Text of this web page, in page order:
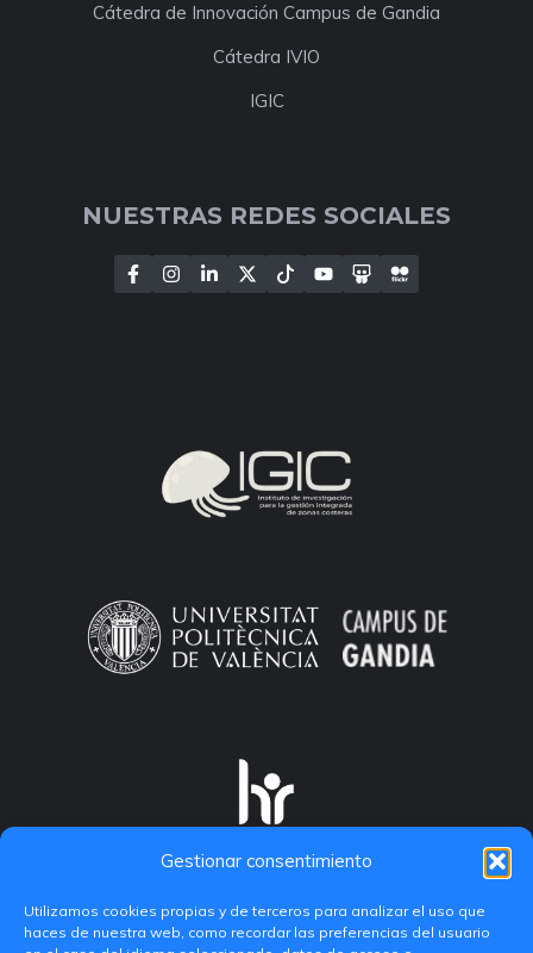
Gestionar consentimiento
Utilizamos cookies propias y de terceros para analizar el uso que
haces de nuestra web, como recordar las preferencias del usuario
Cátedra de Innovación Campus de Gandia
Cátedra IVIO
IGIC
NUESTRAS REDES SOCIALES